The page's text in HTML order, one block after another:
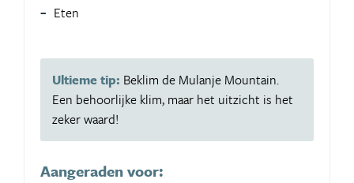
Eten
Ultieme tip: Beklim de Mulanje Mountain.
Een behoorlijke klim, maar het uitzicht is het
zeker waard!
Aangeraden voor: